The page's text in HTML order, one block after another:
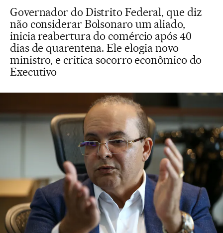
Governador do Distrito Federal, que diz
não considerar Bolsonaro um aliado,
inicia reabertura do comércio após 40
dias de quarentena. Ele elogia novo
ministro, e critica socorro econômico do
Executivo